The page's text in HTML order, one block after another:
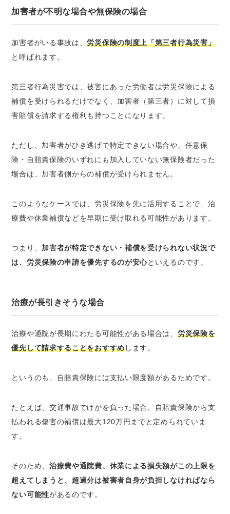
加害者が不明な場合や無保険の場合
加害者がいる事故は、労災保険の制度上「第三者行為災害」
と呼ばれます。
第三者行為災害では、被害にあった労働者は労災保険による
補償を受けられるだけでなく、加害者（第三者）に対して損
害賠償を請求する権利も持つことになります。
ただし、加害者がひき逃げで特定できない場合や、 任意保
険・自賠責保険のいずれにも加入していない無保険者だった
場合は、加害者側からの補償が受けられません 。
このようなケースでは、労災保険を先に活用することで、治
療費や休業補償などを早期に受け取れる可能性があります。
つまり、 加害者が特定できない・補償を受けられない状況で
は、労災保険の申請を優先するのが安心といえるのです。
治療が長引きそうな場合
治療や通院が長期にわたる可能性がある場合は、 労災保険を
優先して請求することをおすすめします。
というのも、自賠責保険には支払い限度額があるためです。
たとえば、交通事故でけがを負った場合、自賠責保険から支
払われる傷害の補償は最大120万円までと定められていま
す。
そのため、 治療費や通院費、休業による損失額がこの上限を
超えてしまうと、超過分は被害者自身が負担しなければなら
ない可能性があるのです。